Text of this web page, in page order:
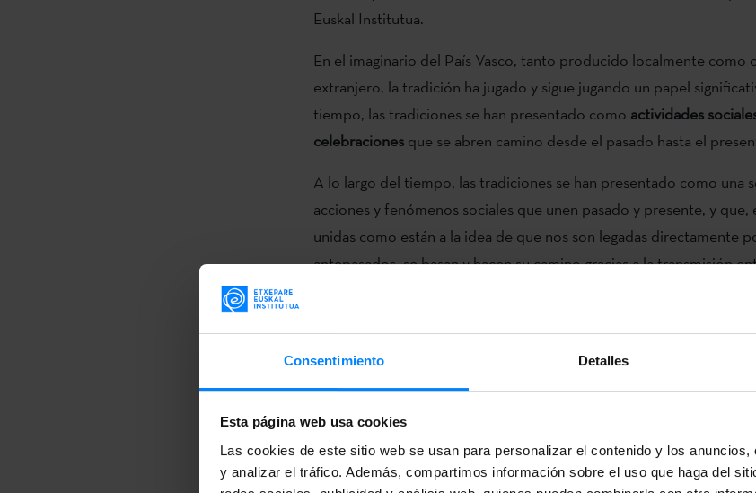
Consentimiento Detalles
Esta página web usa cookies
Las cookies de este sitio web se usan para personalizar el contenido y los
y analizar el tráfico. Además, compartimos información sobre el uso que haga del
Euskal Institutua.
En el imaginario del País Vasco, tanto producido localmente como
extranjero, la tradición ha jugado y sigue jugando un papel
tiempo, las tradiciones se han presentado como actividades
celebracionesque se abren camino desde el pasado hasta el
A lo largo del tiempo, las tradiciones se han presentado como una
acciones y fenómenos sociales que unen pasado y presente, y que,
unidas como están a la idea de que nos son legadas directamente
antepasados, se basan y hacen su camino gracias a la transmisión
explica Leizaola
de folcloristas y antropólogos/as; la importancia delbarrioy el